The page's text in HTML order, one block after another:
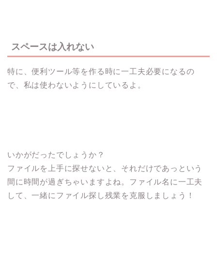
スペースは入れない
特に、便利ツール等を作る時に一工夫必要になるの
で、私は使わないようにしているよ。
いかがだったでしょうか？
ファイルを上手に探せないと、それだけであっという
間に時間が過ぎちゃいますよね。ファイル名に一工夫
して、一緒にファイル探し残業を克服しましょう！